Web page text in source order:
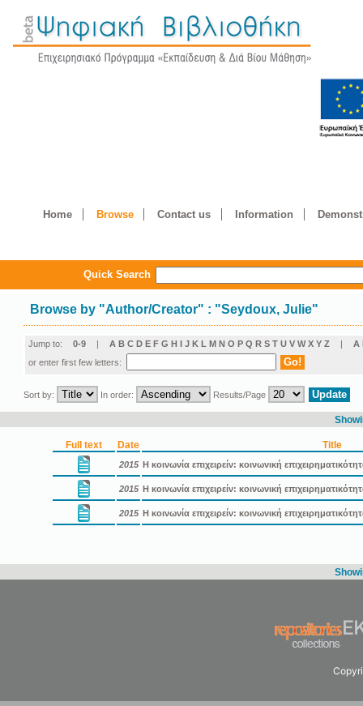
Home Browse Contact us Information
Quick Search
Browse by "Author/Creator" : "Seydoux, Julie"
Jump to: 0-9 | A B C D E F G H I J K L M N O P Q R S T U V W X Y Z | Α
or enter first few letters:
Sort by: In order: Results/Page
Full text Date Title
2015 Η κοινωνία επιχειρείν: κοινωνική
2015 Η κοινωνία επιχειρείν: κοινωνική
2015 Η κοινωνία επιχειρείν: κοινωνική